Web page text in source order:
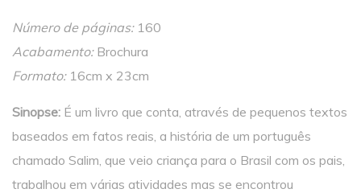
Número de páginas:160
Acabamento:Brochura
Formato:16cm x 23cm
Sinopse: É um livro que conta, através de pequenos textos
baseados em fatos reais, a história de um português
chamado Salim, que veio criança para o Brasil com os pais,
trabalhou em várias atividades mas se encontrou